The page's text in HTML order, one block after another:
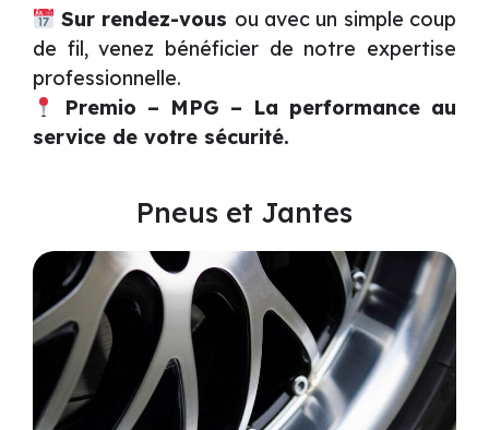
Sur rendez-vous ou avec un simple coup
de fil, venez bénéficier de notre expertise
professionnelle.
Premio – MPG – La performance au
service de votre sécurité.
Pneus et Jantes